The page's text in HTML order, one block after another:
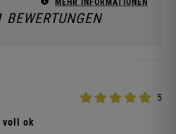
MEHR INFORMATIONEN
5
voll ok